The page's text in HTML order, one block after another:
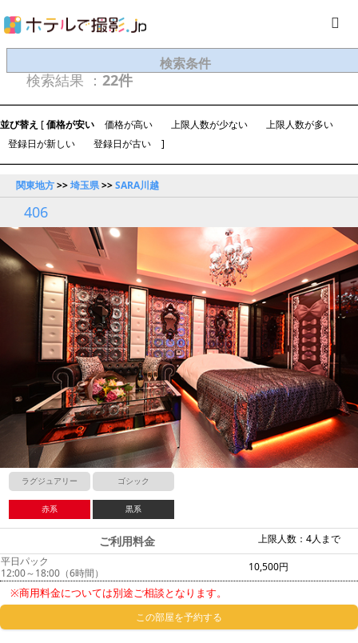
検索条件
検索結果 ： 22件
並び替え [価格が安い 価格が高い 上限人数が少ない
上限人数が多い
登録日が新しい
登録日が古い ]
関東地方>>埼玉県>>SARA川越
406
ラグジュアリー ゴシック
赤系 黒系
上限人数：4人まで
ご利用料金
平日パック
12:00～18:00（6時間）
10,500円
※商用料金については別途ご相談となります。
この部屋を予約する